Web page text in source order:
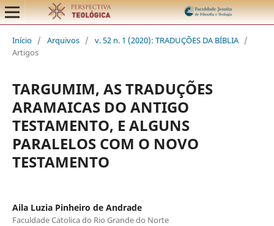
Início / Arquivos / v. 52 n. 1 (2020): TRADUÇÕES DA BÍBLIA /
Artigos
TARGUMIM, AS TRADUÇÕES
ARAMAICAS DO ANTIGO
TESTAMENTO, E ALGUNS
PARALELOS COM O NOVO
TESTAMENTO
Aila Luzia Pinheiro de Andrade
Faculdade Catolica do Rio Grande do Norte